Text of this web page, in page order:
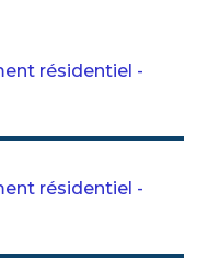
résidentiel -
résidentiel -